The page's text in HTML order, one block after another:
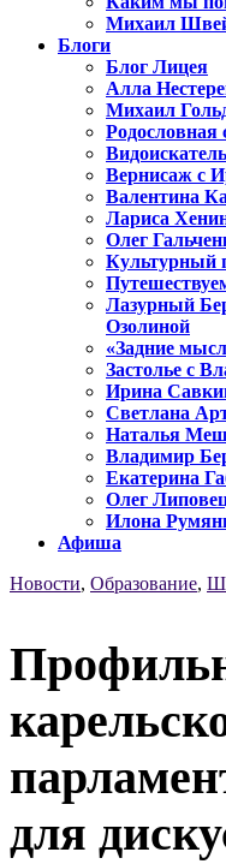
Михаил
Блоги
Блог Лицея
Алла
Михаил
Вернисаж с
Валентина
Лариса
Олег
Культурный
Лазурный
Озолиной
«Задние
Застолье с
Ирина
Светлана
Наталья
Владимир
Екатерина
Олег
Илона
Афиша
Новости, Образование,
для